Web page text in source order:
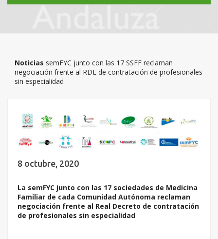
Noticias semFYC junto con las 17 SSFF reclaman
negociación frente al RDL de contratación de profesionales
sin especialidad
8 octubre, 2020
La semFYC junto con las 17 sociedades de Medicina
Familiar de cada Comunidad Autónoma reclaman
negociación frente al Real Decreto de contratación
de profesionales sin especialidad